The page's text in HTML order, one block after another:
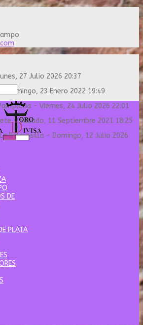
27 Julio 2026 20:37
Domingo, 23 Enero 2022 19:49
- Viernes, 24 Julio 2026 22:01
-Sábado, 11 Septiembre 2021 18:25
Palmosilla - Domingo, 12 Julio 2026
DE
PLATA